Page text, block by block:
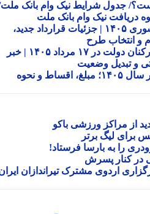
ملت ۱۴۰۵ چیست؟/ جدول شرایط نیک وام بانک ملت/
نیک وام بانک ملت
بیمه تکمیلی بازنشستگان کشوری ۱۴۰۵ | جزئیات قرارداد جدید،
طرح
آخرین وضعیت ساماندهی کارکنان دولت در ۱۷ مرداد ۱۴۰۵ | خبر
تبدیل وضعیت
شرایط وام بانک مهر ایران در سال ۱۴۰۵؛ مبلغ، اقساط و نحوه
مراکز ورزشی باکو
لیگ برتر
را به بارسا فرستاد!
کنار پسرش
اردوی مشترک تیراندازان ایران